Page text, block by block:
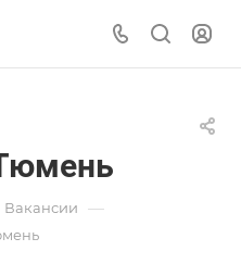
Вакансии —